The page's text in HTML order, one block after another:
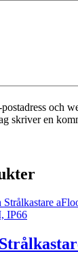
och
skriver en